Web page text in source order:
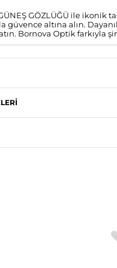
GÖZLÜĞÜ ile ikonik
güvence altına alın.
Bornova Optik farkıyla